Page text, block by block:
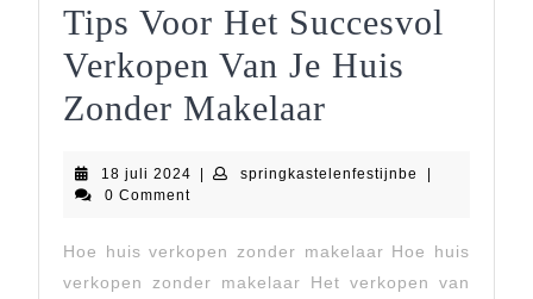
Tips Voor Het Succesvol
Verkopen Van Je Huis
Zonder Makelaar
Het
Succesvol
Verkopen
18 juli 2024 18| springkastelenfestijnbe
|
0 Comment
Hoe huis verkopen zonder makelaar Hoe huis
verkopen zonder makelaar Het verkopen van